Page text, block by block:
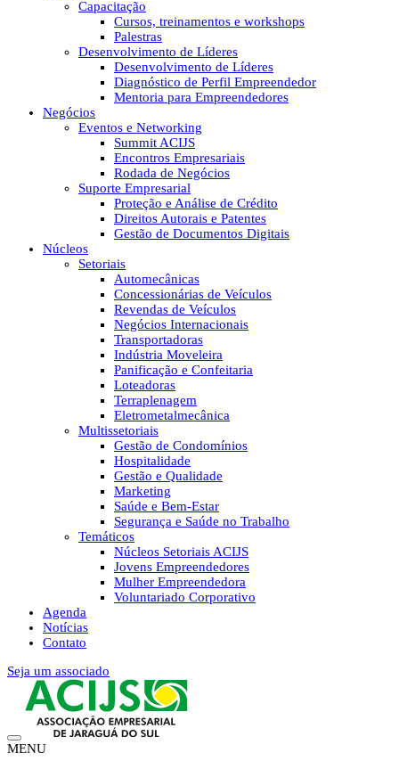
Capacitação
Cursos, treinamentos e workshops
Palestras
Desenvolvimento de Líderes
Desenvolvimento de Líderes
Diagnóstico de Perfil Empreendedor
Mentoria para Empreendedores
Negócios
Eventos e Networking
Summit ACIJS
Encontros Empresariais
Rodada de Negócios
Suporte Empresarial
Proteção e Análise de Crédito
Direitos Autorais e Patentes
Gestão de Documentos Digitais
Núcleos
Setoriais
Automecânicas
Concessionárias de Veículos
Revendas de Veículos
Negócios Internacionais
Transportadoras
Indústria Moveleira
Panificação e Confeitaria
Loteadoras
Terraplenagem
Eletrometalmecânica
Multissetoriais
Gestão de Condomínios
Hospitalidade
Gestão e Qualidade
Marketing
Saúde e Bem-Estar
Segurança e Saúde no Trabalho
Temáticos
Núcleos Setoriais ACIJS
Jovens Empreendedores
Mulher Empreendedora
Voluntariado Corporativo
Agenda
Notícias
Contato
Seja um associado
MENU